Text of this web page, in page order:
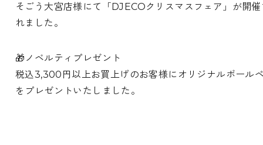
そごう大宮店様にて「DJECOクリスマスフェア」が開催
れました。
🎁ノベルティプレゼント
税込3,300円以上お買上げのお客様にオリジナルボール
をプレゼントいたしました。